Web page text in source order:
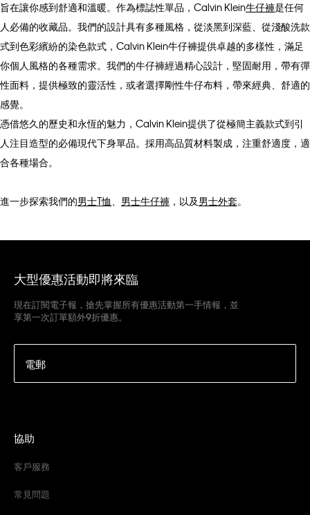
旨在讓你感到舒適和溫暖。作為標誌性單品，Calvin Klein牛仔褲是任何
人必備的收藏品。我們的設計具有多種風格，從淡黑到深藍、從淺酸洗款
式到色彩繽紛的染色款式，Calvin Klein牛仔褲提供卓越的多樣性，滿足
你個人風格的各種需求。我們的牛仔褲經過精心設計，堅固耐用，帶有彈
性面料，提供極致的靈活性，或者選擇剛性牛仔布料，帶來經典、舒適的
感覺。
憑借悠久的歷史和永恆的魅力，Calvin Klein提供了從極簡主義款式到引
人注目造型的必備現代下身單品。採用高品質材料製成，注重舒適度，適
合各種場合。
進一步探索我們的男士T恤 男士牛仔褲 ，以及男士外套。
大型優惠活動即將來臨
現在訂閱電子報，搶先掌握所有優惠活動第一手情報，並
享第一次訂單額外9折優惠。
電郵
協助
客戶服務
常見問題